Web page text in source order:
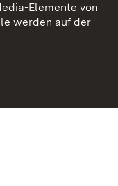
Elemente von
werden auf der